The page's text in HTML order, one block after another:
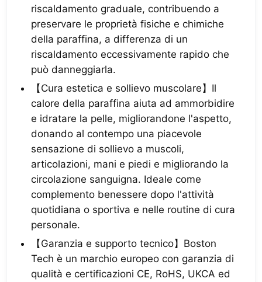
riscaldamento graduale, contribuendo a
preservare le proprietà fisiche e chimiche
della paraffina, a differenza di un
riscaldamento eccessivamente rapido che
può danneggiarla.
【Cura estetica e sollievo muscolare】Il
calore della paraffina aiuta ad ammorbidire
e idratare la pelle, migliorandone l'aspetto,
donando al contempo una piacevole
sensazione di sollievo a muscoli,
articolazioni, mani e piedi e migliorando la
circolazione sanguigna. Ideale come
complemento benessere dopo l'attività
quotidiana o sportiva e nelle routine di cura
personale.
【Garanzia e supporto tecnico】Boston
Tech è un marchio europeo con garanzia di
qualità e certificazioni CE, RoHS, UKCA ed